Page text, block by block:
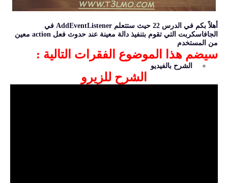
أهلاً بكم في الدرس 22 حيث ستتعلم AddEventListener في
الجافاسكربت التي تقوم بتنفيذ دالة معينة عند حدوث فعل action معين
من المستخدم
سيضم هذا الموضوع الفقرات التالية :
الشرح بالفيديو
الشرح للزيرو